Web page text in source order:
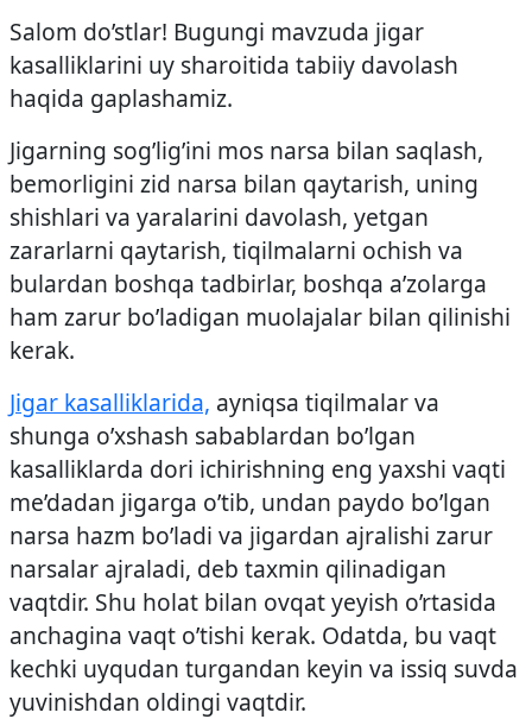
Salom do’stlar! Bugungi mavzuda jigar
kasalliklarini uy sharoitida tabiiy davolash
haqida gaplashamiz.
Jigarning sog’lig’ini mos narsa bilan saqlash,
bemorligini zid narsa bilan qaytarish, uning
shishlari va yaralarini davolash, yetgan
zararlarni qaytarish, tiqilmalarni ochish va
bulardan boshqa tadbirlar, boshqa a’zolarga
ham zarur bo’ladigan muolajalar bilan qilinishi
kerak.
Jigar kasalliklarida, ayniqsa tiqilmalar va
shunga o’xshash sabablardan bo’lgan
kasalliklarda dori ichirishning eng yaxshi vaqti
me’dadan jigarga o’tib, undan paydo bo’lgan
narsa hazm bo’ladi va jigardan ajralishi zarur
narsalar ajraladi, deb taxmin qilinadigan
vaqtdir. Shu holat bilan ovqat yeyish o’rtasida
anchagina vaqt o’tishi kerak. Odatda, bu vaqt
kechki uyqudan turgandan keyin va issiq suvda
yuvinishdan oldingi vaqtdir.